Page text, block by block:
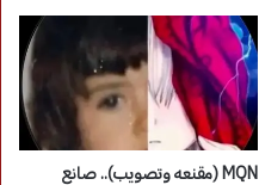
MQN (مقنعه وتصويب).. صانع